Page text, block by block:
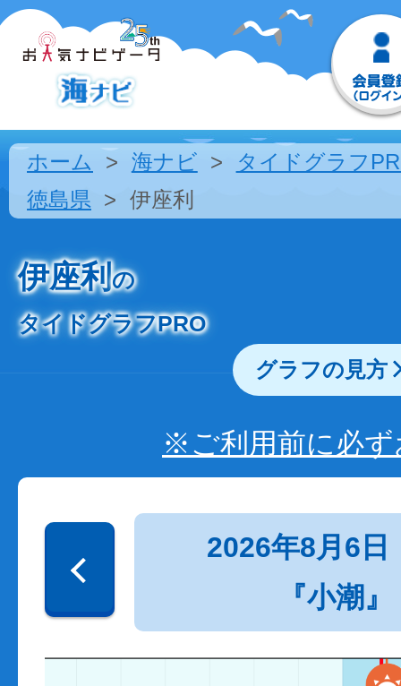
ホーム 海ナビ
タイドグラフ
徳島県
伊座利
伊座利の
タイドグラフPRO
グラフの見方
※ご利用前に必
2026年8月6日
『小潮』